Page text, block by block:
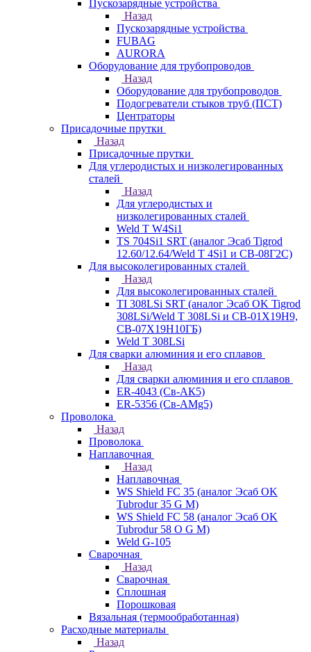
Пускозарядные устройства
Назад
Пускозарядные устройства
FUBAG
AURORA
Оборудование для трубопроводов
Назад
Оборудование для трубопроводов
Подогреватели стыков труб (ПСТ)
Центраторы
Присадочные прутки
Назад
Присадочные прутки
Для углеродистых и низколегированных
сталей
Назад
Для углеродистых и
низколегированных сталей
Weld T W4Si1
TS 704Si1 SRT (аналог Эсаб Tigrod
12.60/12.64/Weld T 4Si1 и СВ-08Г2С)
Для высоколегированных сталей
Назад
Для высоколегированных сталей
TI 308LSi SRT (аналог Эсаб OK Tigrod
308LSi/Weld T 308LSi и СВ-01Х19Н9,
СВ-07Х19Н10ГБ)
Weld T 308LSi
Для сварки алюминия и его сплавов
Назад
Для сварки алюминия и его сплавов
ER-4043 (Св-АК5)
ER-5356 (Св-АМg5)
Проволока
Назад
Проволока
Наплавочная
Назад
Наплавочная
WS Shield FC 35 (аналог Эсаб OK
Tubrodur 35 G M)
WS Shield FC 58 (аналог Эсаб OK
Tubrodur 58 O G M)
Weld G-105
Сварочная
Назад
Сварочная
Сплошная
Порошковая
Вязальная (термообработанная)
Расходные материалы
Назад